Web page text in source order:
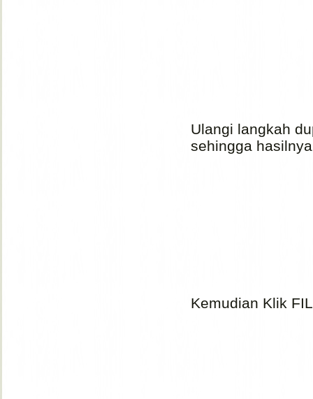
Ulangi langkah
sehingga
Kemudian Klik